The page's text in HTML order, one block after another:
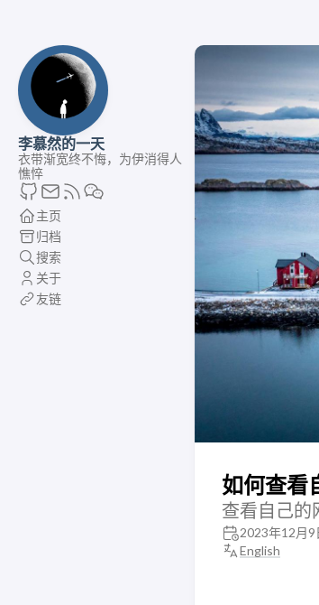
李慕然的一天
衣带渐宽终不悔，为伊消得人
憔悴
主页
归档
搜索
关于
友链
如何查看
查看自己的
2023年12月9
English